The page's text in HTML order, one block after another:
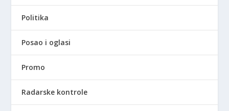
Politika
Posao i oglasi
Promo
Radarske kontrole